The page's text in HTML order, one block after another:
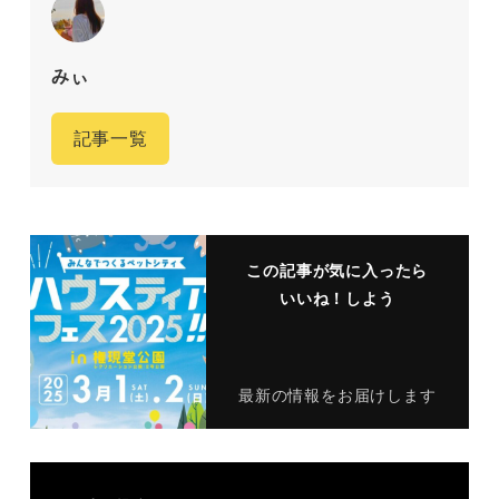
みぃ
記事一覧
この記事が気に入ったら
いいね！しよう
最新の情報をお届けします